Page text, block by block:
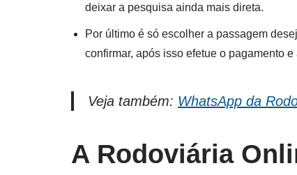
deixar a pesquisa ainda mais direta.
Por último é só escolher a passagem
confirmar, após isso efetue o pagamento
Veja também: WhatsApp da
A Rodoviária